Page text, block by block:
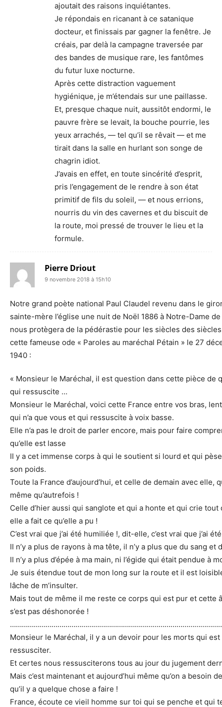
ajoutait des raisons inquiétantes.
Je répondais en ricanant à ce satanique
docteur, et finissais par gagner la fenêtre. Je
créais, par delà la campagne traversée par
des bandes de musique rare, les fantômes
du futur luxe nocturne.
Après cette distraction vaguement
hygiénique, je m’étendais sur une paillasse.
Et, presque chaque nuit, aussitôt endormi, le
pauvre frère se levait, la bouche pourrie, les
yeux arrachés, — tel qu’il se rêvait — et me
tirait dans la salle en hurlant son songe de
chagrin idiot.
J’avais en effet, en toute sincérité d’esprit,
pris l’engagement de le rendre à son état
primitif de fils du soleil, — et nous errions,
nourris du vin des cavernes et du biscuit de
la route, moi pressé de trouver le lieu et la
formule.
Pierre Driout
9 novembre 2018 à 15h10
Notre grand poète national Paul Claudel revenu dans le
sainte-mère l’église une nuit de Noël 1886 à Notre-Dame
nous protègera de la pédérastie pour les siècles des
cette fameuse ode « Paroles au maréchal Pétain » le 27
1940 :
« Monsieur le Maréchal, il est question dans cette pièce de
qui ressuscite …
Monsieur le Maréchal, voici cette France entre vos bras,
qui n’a que vous et qui ressuscite à voix basse.
Elle n’a pas le droit de parler encore, mais pour faire
qu’elle est lasse
II y a cet immense corps à qui le soutient si lourd et qui
son poids.
Toute la France d’aujourd’hui, et celle de demain avec elle,
même qu’autrefois !
Celle d’hier aussi qui sanglote et qui a honte et qui crie tout
elle a fait ce qu’elle a pu !
C’est vrai que j’ai été humiliée !, dit-elle, c’est vrai que j’ai
II n’y a plus de rayons à ma tête, il n’y a plus que du sang et
II n’y a plus d’épée à ma main, ni l’égide qui était pendue à
Je suis étendue tout de mon long sur la route et il est
lâche de m’insulter.
Mais tout de même il me reste ce corps qui est pur et cette
s’est pas déshonorée !
Monsieur le Maréchal, il y a un devoir pour les morts qui est
ressusciter.
Et certes nous ressusciterons tous au jour du jugement
Mais c’est maintenant et aujourd’hui même qu’on a besoin
qu’il y a quelque chose a faire !
France, écoute ce vieil homme sur toi qui se penche et qui